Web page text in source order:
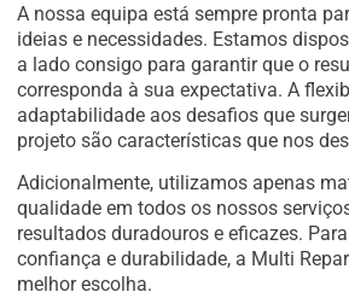
A nossa equipa está sempre pronta
ideias e necessidades. Estamos
a lado consigo para garantir que o
corresponda à sua expectativa. A
adaptabilidade aos desafios que
projeto são características que nos
Adicionalmente, utilizamos apenas
qualidade em todos os nossos
resultados duradouros e eficazes.
confiança e durabilidade, a Multi
melhor escolha.